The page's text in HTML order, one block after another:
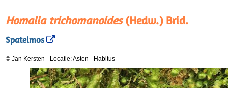
Homalia trichomanoides(Hedw.) Brid.
Spatelmos
© Jan Kersten - Locatie: Asten - Habitus